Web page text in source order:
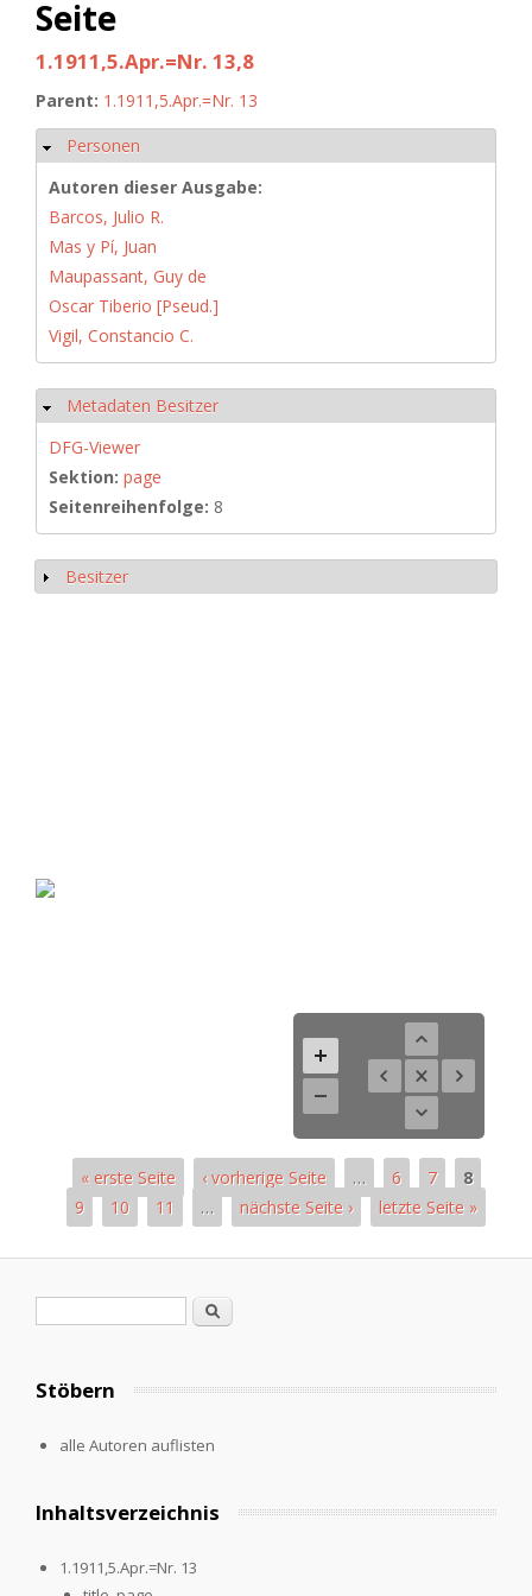
Seite
1.1911,5.Apr.=Nr. 13,8
Parent: 1.1911,5.Apr.=Nr. 13
Hide
Personen
Autoren dieser Ausgabe:
Barcos, Julio R.
Mas y Pí, Juan
Maupassant, Guy de
Oscar Tiberio [Pseud.]
Vigil, Constancio C.
Hide
Metadaten Besitzer
DFG-Viewer
Sektion: page
Seitenreihenfolge: 8
Show
Besitzer
« erste Seite ‹ vorherige Seite … 6 7
8
9
10 11 … nächste Seite › letzte Seite »
Search
Stöbern
alle Autoren auflisten
Inhaltsverzeichnis
1.1911,5.Apr.=Nr. 13